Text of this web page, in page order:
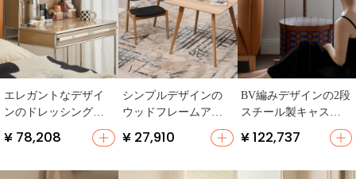
エレガントなデザイ
ンのドレッシングテ
ーブル【鏡付き・コ
ンパクトサイズ・中
¥ 78,208
シンプルデザインの
ウッドフレームアー
ムチェア【布張り・
ダイニング用】
¥ 27,910
BV編みデザインの2段
スチール製キャスタ
ーテーブル【移動可
能・収納バスケット
¥ 122,737